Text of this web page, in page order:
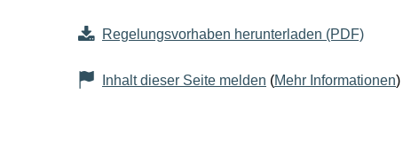
Regelungsvorhaben herunterladen (PDF)
Inhalt dieser Seite melden (Mehr Informationen)